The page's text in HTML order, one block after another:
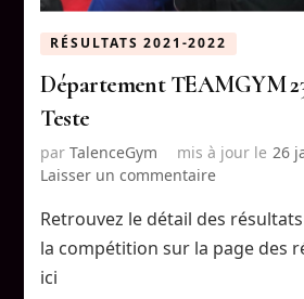
RÉSULTATS 2021-2022
Département TEAMGYM
Teste
parTalenceGym mis à jour le 26
Laisser un commentairesur
TEAMGYM
23
janvier
Retrouvez le détail des
la compétition sur la page des
ici